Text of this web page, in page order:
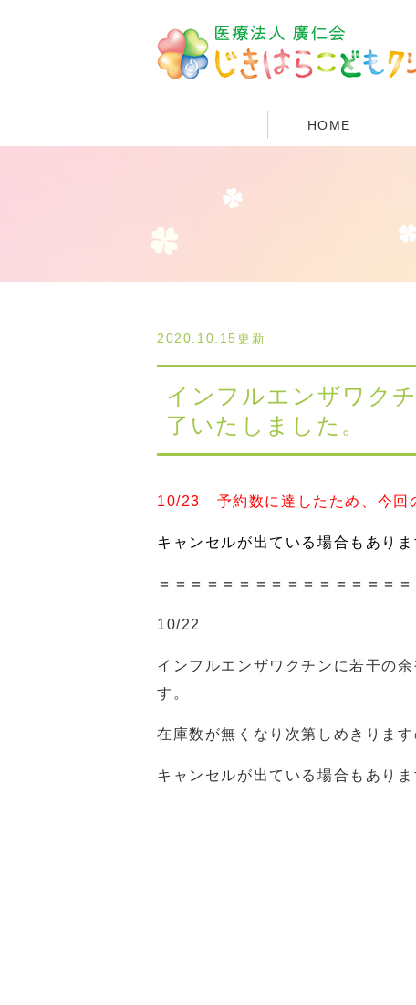
HOME
2020.10.15更新
インフルエンザワク
了いたしました。
10/23 予約数に達したため、今回
キャンセルが出ている場合もあり
＝＝＝＝＝＝＝＝＝＝＝＝＝＝＝＝
10/22
インフルエンザワクチンに若干の
す。
在庫数が無くなり次第しめきります
キャンセルが出ている場合もあり